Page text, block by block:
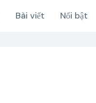
Bài viết Nổi bật